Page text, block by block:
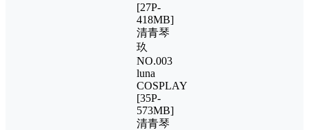
[27P-
418MB]
清青琴
玖
NO.003
luna
COSPLAY
[35P-
573MB]
清青琴